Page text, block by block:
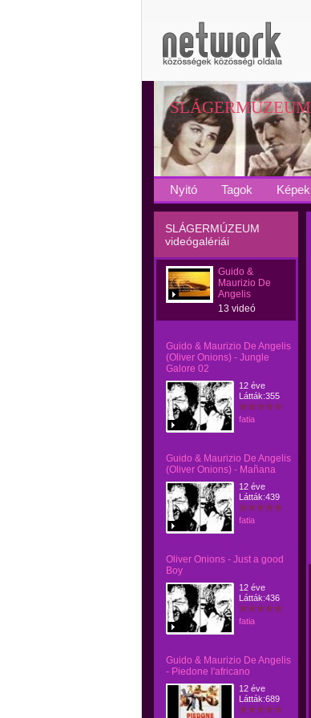
SLÁGERMÚZEUM
Nyitó Tagok Képek
SLÁGERMÚZEUM
videógalériái
Guido &
Maurizio De
Angelis
13 videó
Guido & Maurizio De Angelis
(Oliver Onions) - Jungle
Galore 02
12 éve
Látták:355
fatia
Guido & Maurizio De Angelis
(Oliver Onions) - Mañana
12 éve
Látták:439
fatia
Oliver Onions - Just a good
Boy
12 éve
Látták:436
fatia
Guido & Maurizio De Angelis
- Piedone l'africano
12 éve
Látták:689